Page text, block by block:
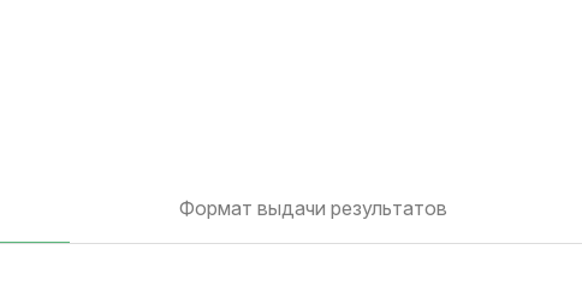
Формат выдачи результатов